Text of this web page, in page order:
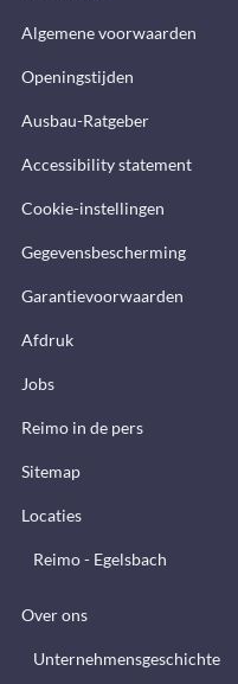
Algemene voorwaarden
Openingstijden
Ausbau-Ratgeber
Accessibility statement
Cookie-instellingen
Gegevensbescherming
Garantievoorwaarden
Afdruk
Jobs
Reimo in de pers
Sitemap
Locaties
Reimo - Egelsbach
Over ons
Unternehmensgeschichte